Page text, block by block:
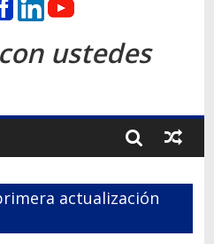
ustedes
actualización